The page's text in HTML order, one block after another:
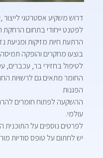
דרוש משקיע אסטרטגי לייצור
לפטנט ייחודי בתחום הרחקת
הרתעת חיות מזיקות ומניעת
בוצעו מחקרים והופקה
לטיפול בחזירי בר, עכברים,
החומר מתאים גם לרשויות
הפגנות
ההשקעה לפתוח חומרים
עולמי.
לפרטים נוספים על התוכנית
יש לחתום על טופס סודיות